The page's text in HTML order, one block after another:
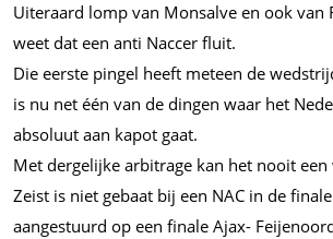
Uiteraard lomp van Monsalve en ook van
weet dat een anti Naccer fluit.
Die eerste pingel heeft meteen de
is nu net één van de dingen waar het
absoluut aan kapot gaat.
Met dergelijke arbitrage kan het nooit
Zeist is niet gebaat bij een NAC in de
aangestuurd op een finale Ajax-